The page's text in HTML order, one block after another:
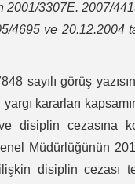
2001/3307E. 2007/
4695 ve 20.12.2004
sayılı görüş
kararları
disiplin cezasına
Müdürlüğünün
disiplin cezası